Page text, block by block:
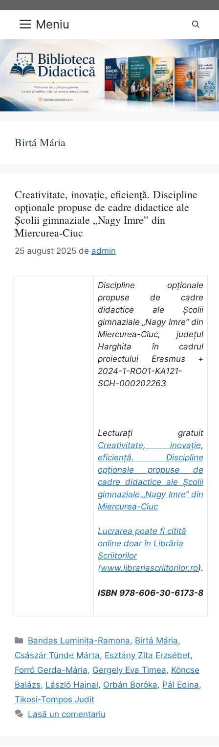
conținut Meniu
Birtá Mária
Creativitate, inovație, eficiență. Discipline
opționale propuse de cadre didactice ale
Școlii gimnaziale „Nagy Imre” din
Miercurea-Ciuc
25 august 2025 de admin
Discipline opționale
propuse de cadre
didactice ale Școlii
gimnaziale „Nagy Imre” din
Miercurea-Ciuc, județul
Harghita în cadrul
proiectului Erasmus +
2024-1-RO01-KA121-
SCH-000202263
Lecturați gratuit
Creativitate, inovație,
eficiență. Discipline
opționale propuse de
cadre didactice ale Școlii
gimnaziale „Nagy Imre” din
Miercurea-Ciuc
Lucrarea poate fi citită
online doar în Librăria
Scriitorilor
(www.librariascriitorilor.ro).
ISBN 978-606-30-6173-8
Categorii
Bandas Luminița-Ramona, Birtá Mária,
Császár Tünde Márta, Esztány Zita Erzsébet,
Forró Gerda-Mária, Gergely Eva Timea, Köncse
Balázs, László Hajnal, Orbán Boróka, Pál Edina,
Tikosi-Tompos Judit
Lasă un comentariu